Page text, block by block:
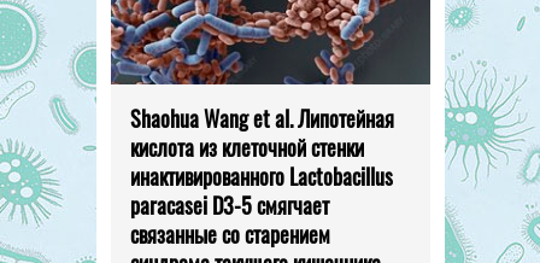
Shaohua Wang et al. Липотейная
кислота из клеточной стенки
инактивированного Lactobacillus
paracasei D3-5 смягчает
связанные со старением